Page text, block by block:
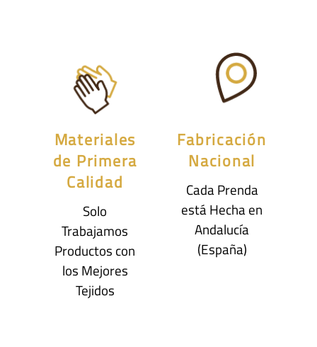
Materiales
de Primera
Calidad
Solo
Trabajamos
Productos con
los Mejores
Tejidos
Fabricación
Nacional
Cada Prenda
está Hecha en
Andalucía
(España)